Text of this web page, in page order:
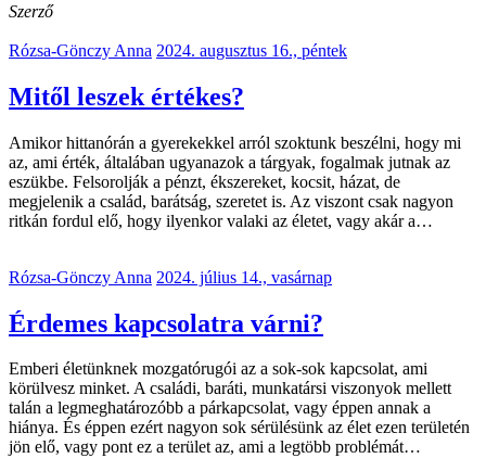
Szerző
Rózsa-Gönczy Anna 2024. augusztus 16., péntek
Mitől leszek értékes?
Amikor hittanórán a gyerekekkel arról szoktunk beszélni, hogy mi
az, ami érték, általában ugyanazok a tárgyak, fogalmak jutnak az
eszükbe. Felsorolják a pénzt, ékszereket, kocsit, házat, de
megjelenik a család, barátság, szeretet is. Az viszont csak nagyon
ritkán fordul elő, hogy ilyenkor valaki az életet, vagy akár a…
Rózsa-Gönczy Anna 2024. július 14., vasárnap
Érdemes kapcsolatra várni?
Emberi életünknek mozgatórugói az a sok-sok kapcsolat, ami
körülvesz minket. A családi, baráti, munkatársi viszonyok mellett
talán a legmeghatározóbb a párkapcsolat, vagy éppen annak a
hiánya. És éppen ezért nagyon sok sérülésünk az élet ezen területén
jön elő, vagy pont ez a terület az, ami a legtöbb problémát…